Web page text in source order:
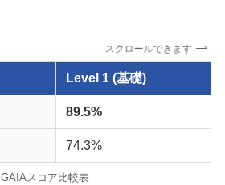
スクロールできます
Level 1 (基礎)
89.5%
74.3%
GAIAスコア比較表